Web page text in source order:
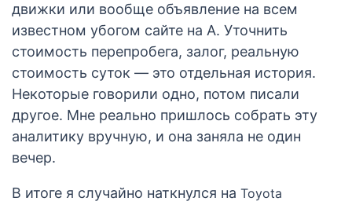
движки или вообще объявление на всем
известном убогом сайте на А. Уточнить
стоимость перепробега, залог, реальную
стоимость суток — это отдельная история.
Некоторые говорили одно, потом писали
другое. Мне реально пришлось собрать эту
аналитику вручную, и она заняла не один
вечер.
В итоге я случайно наткнулся на Toyota